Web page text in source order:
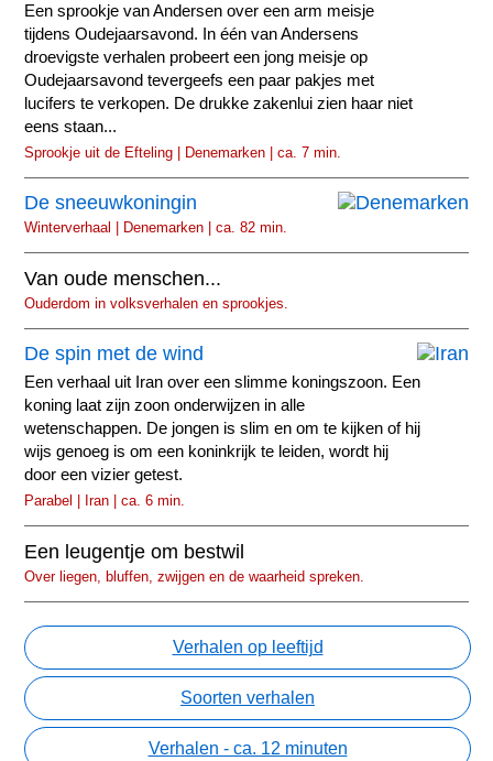
Een sprookje van Andersen over een arm meisje
tijdens Oudejaarsavond. In één van Andersens
droevigste verhalen probeert een jong meisje op
Oudejaarsavond tevergeefs een paar pakjes met
lucifers te verkopen. De drukke zakenlui zien haar niet
eens staan...
Sprookje uit de Efteling | Denemarken | ca. 7 min.
De sneeuwkoningin
Winterverhaal | Denemarken | ca. 82 min.
Van oude menschen...
Ouderdom in volksverhalen en sprookjes.
De spin met de wind
Een verhaal uit Iran over een slimme koningszoon. Een
koning laat zijn zoon onderwijzen in alle
wetenschappen. De jongen is slim en om te kijken of hij
wijs genoeg is om een koninkrijk te leiden, wordt hij
door een vizier getest.
Parabel | Iran | ca. 6 min.
Een leugentje om bestwil
Over liegen, bluffen, zwijgen en de waarheid spreken.
Verhalen op leeftijd
Soorten verhalen
Verhalen - ca. 12 minuten